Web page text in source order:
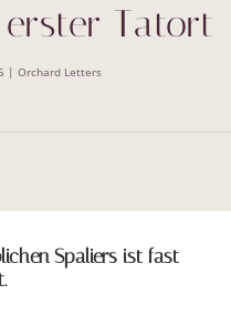
Tatort
| Orchard Letters
Spaliers ist fast